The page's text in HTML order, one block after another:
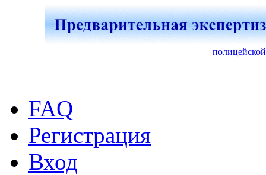
FAQ
Регистрация
Вход